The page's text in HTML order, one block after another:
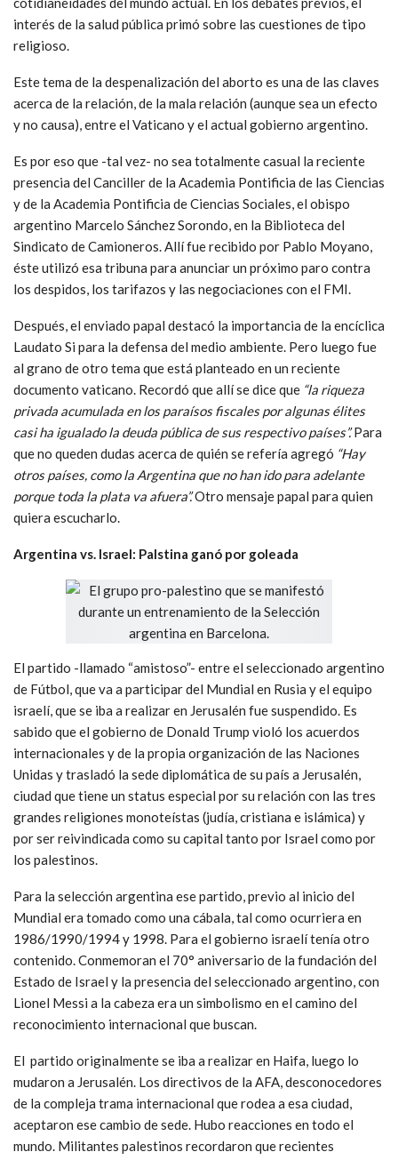
interés de la salud pública primó sobre las cuestiones de tipo
religioso.
Este tema de la despenalización del aborto es una de las claves
acerca de la relación, de la mala relación (aunque sea un efecto
y no causa), entre el Vaticano y el actual gobierno argentino.
Es por eso que -tal vez- no sea totalmente casual la reciente
presencia del Canciller de la Academia Pontificia de las Ciencias
y de la Academia Pontificia de Ciencias Sociales, el obispo
argentino Marcelo Sánchez Sorondo, en la Biblioteca del
Sindicato de Camioneros. Allí fue recibido por Pablo Moyano,
éste utilizó esa tribuna para anunciar un próximo paro contra
los despidos, los tarifazos y las negociaciones con el FMI.
Después, el enviado papal destacó la importancia de la encíclica
Laudato Si para la defensa del medio ambiente. Pero luego fue
al grano de otro tema que está planteado en un reciente
documento vaticano. Recordó que allí se dice que “la riqueza
privada acumulada en los paraísos fiscales por algunas élites
casi ha igualado la deuda pública de sus respectivo países”.Para
que no queden dudas acerca de quién se refería agregó “Hay
otros países, como la Argentina que no han ido para adelante
porque toda la plata va afuera”.Otro mensaje papal para quien
quiera escucharlo.
Argentina vs. Israel: Palstina ganó por goleada
El partido -llamado “amistoso”- entre el seleccionado argentino
de Fútbol, que va a participar del Mundial en Rusia y el equipo
israelí, que se iba a realizar en Jerusalén fue suspendido. Es
sabido que el gobierno de Donald Trump violó los acuerdos
internacionales y de la propia organización de las Naciones
Unidas y trasladó la sede diplomática de su país a Jerusalén,
ciudad que tiene un status especial por su relación con las tres
grandes religiones monoteístas (judía, cristiana e islámica) y
por ser reivindicada como su capital tanto por Israel como por
los palestinos.
Para la selección argentina ese partido, previo al inicio del
Mundial era tomado como una cábala, tal como ocurriera en
1986/1990/1994 y 1998. Para el gobierno israelí tenía otro
contenido. Conmemoran el 70° aniversario de la fundación del
Estado de Israel y la presencia del seleccionado argentino, con
Lionel Messi a la cabeza era un simbolismo en el camino del
reconocimiento internacional que buscan.
El partido originalmente se iba a realizar en Haifa, luego lo
mudaron a Jerusalén. Los directivos de la AFA, desconocedores
de la compleja trama internacional que rodea a esa ciudad,
aceptaron ese cambio de sede. Hubo reacciones en todo el
mundo. Militantes palestinos recordaron que recientes